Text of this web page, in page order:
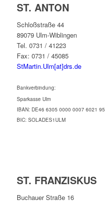
ST. ANTON
Schloßstraße 44
89079 Ulm-Wiblingen
Tel. 0731 / 41223
Fax: 0731 / 45085
StMartin.Ulm[at]drs.de
Bankverbindung:
Sparkasse Ulm
IBAN: DE46 6305 0000 0007 6021 95
BIC: SOLADES1ULM
ST. FRANZISKUS
Buchauer Straße 16